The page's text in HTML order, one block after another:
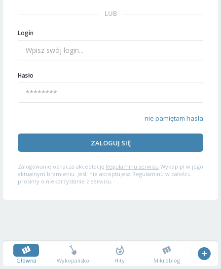
LUB
Login
Hasło
nie pamiętam hasła
ZALOGUJ SIĘ
Zalogowanie oznacza akceptację Regulaminu serwisu Wykop.pl w jego
aktualnym brzmieniu. Jeśli nie akceptujesz Regulaminu w całości,
prosimy o niekorzystanie z serwisu.
Główna Wykopalisko Hity Mikroblog